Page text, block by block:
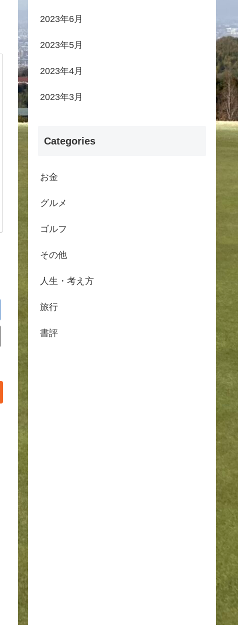
2023年6月
2023年5月
2023年4月
2023年3月
Categories
お金
グルメ
ゴルフ
その他
人生・考え方
旅行
書評